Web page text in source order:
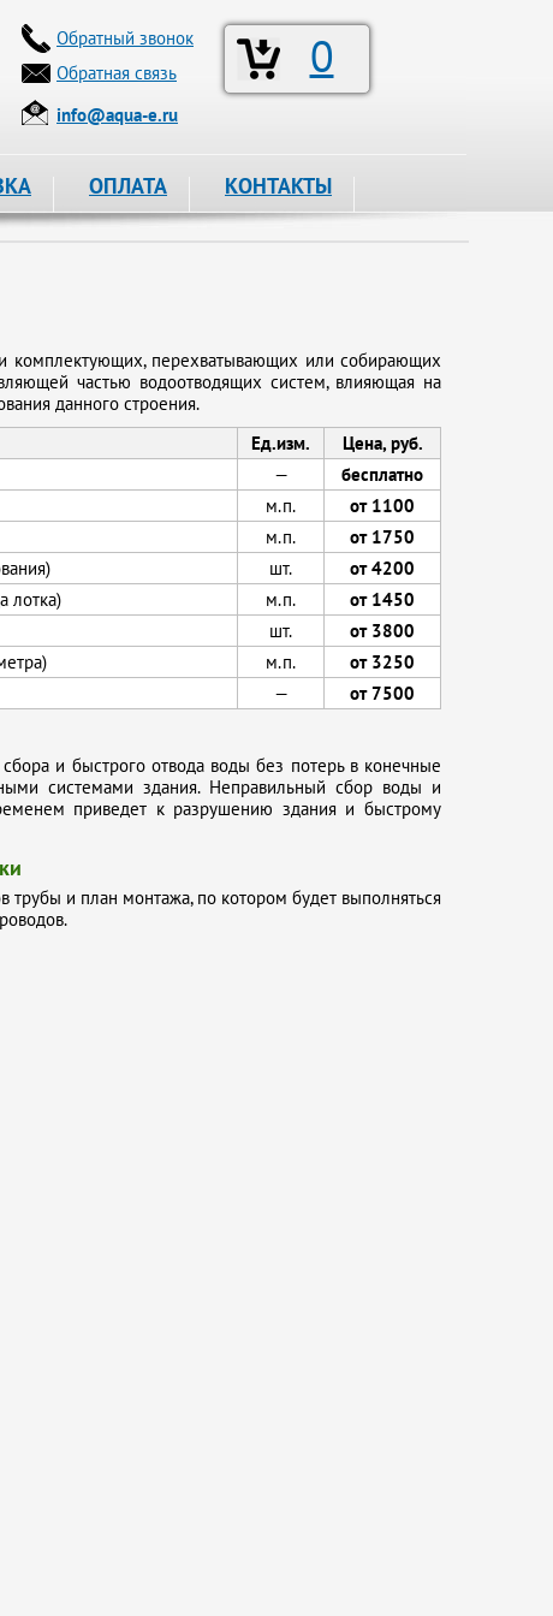
0
Обратный звонок
Обратная связь
info@aqua-e.ru
ОПЛАТА КОНТАКТЫ
комплектующих, перехватывающих или собирающих
частью водоотводящих систем, влияющая на
данного строения.
Ед.изм.
Цена, руб.
—
бесплатно
м.п.
от 1100
м.п.
от 1750
шт.
от 4200
лотка)
м.п.
от 1450
шт.
от 3800
м.п.
от 3250
— от 7500
и быстрого отвода воды без потерь в конечные
системами здания. Неправильный сбор воды и
приведет к разрушению здания и быстрому
трубы и план монтажа, по котором будет выполняться